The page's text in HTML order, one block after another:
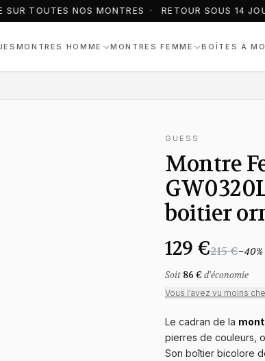
TOUTES NOS MONTRES · RETOUR SOUS 14
MONTRES HOMME MONTRES FEMME BOÎTES À
GUESS
Montre
boitier
129 €215 €−40%
Soit 86 € d'économie
Vous l'avez vu moins
Le cadran de la
pierres de couleurs,
Son boîtier bicolore